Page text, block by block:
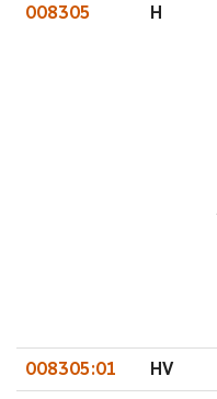
008305 H
008305:01 HV